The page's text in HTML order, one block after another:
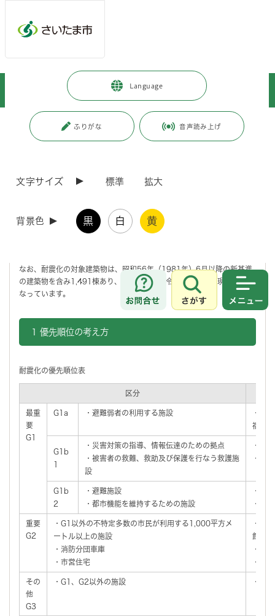
Language
ふりがな 音声読み上げ
文字サイズ 標準 拡大
背景色 黒 白 黄
お問合せ
さがす
暮らし・手続き > 安全・防災・消防
さいたま市・国の取り組み
市有建築物の耐震性に係るリストについて
更新日付：2026年4月1日 / ページ番号：C073575
大規模災害時、市有建築物は、避難所や防災拠点として重要な機能を果
上重要な施設をはじめとして優先順位を定め、耐震診断・耐震改修等を
行い、市有建築物の耐震化を順次進めています。
つきましては、市民に施設の現状を御理解いただくため、耐震診断を行
なお、耐震化の対象建築物は、昭和56年（1981年）6月以降の新基準
の建築物を含み1,491棟あり、耐震化率は、令和7年4月1日現在99%に
なっています。
1 優先順位の考え方
耐震化の優先順位表
区分
最重
要
G1
G1a ・避難弱者の利用する施設
・保
福祉
G1b
1
・災害対策の指導、情報伝達のための拠点
・被害者の救難、救助及び保護を行なう救護施
設
・市
・消
G1b
2
・避難施設
・都市機能を維持するための施設
・公
・上
重要
G2
・G1以外の不特定多数の市民が利用する1,000平方メ
ートル以上の施設
・消防分団車庫
・市営住宅
・市
館
・消
・市
その
他
G3
・G1、G2以外の施設 ・全